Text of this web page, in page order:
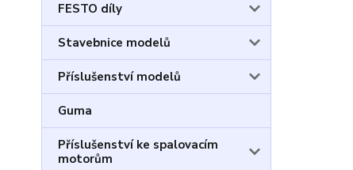
FESTO díly
Stavebnice modelů
Příslušenství modelů
Guma
Příslušenství ke spalovacím
motorům